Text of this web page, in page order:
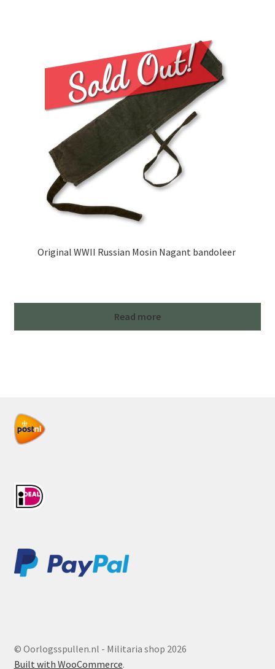
Original WWII Russian Mosin Nagant bandoleer
Read more
© Oorlogsspullen.nl - Militaria shop 2026
Built with WooCommerce.